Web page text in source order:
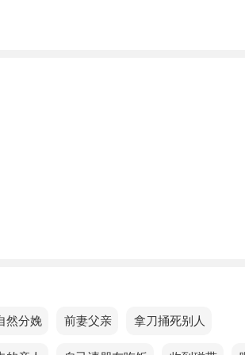
问题逐渐消退，生活充满活力与动力。
求职运势会有所提升，亲友有机会进入
然分娩梦见前妻父亲梦见拿刀捅死别人